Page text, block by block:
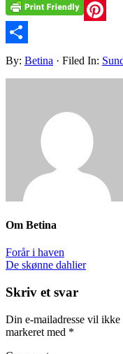
Pinterest
Share
By: Betina · Filed In:
Om Betina
Forår i haven
De skønne dahlier
Skriv et svar
Din e-mailadresse vil
markeret med *